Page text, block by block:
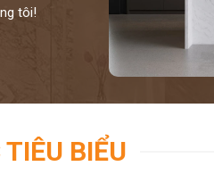
tôi!
BIỂU